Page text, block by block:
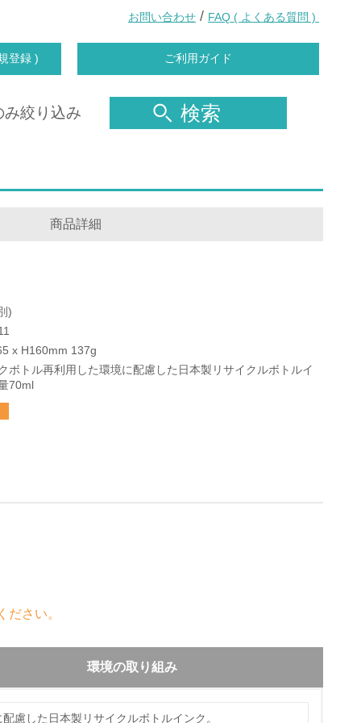
お問い合わせ / FAQ ( よくある質問 )
登録 ) ご利用ガイド
み絞り込み 検索
商品詳細
)
x H160mm 137g
ボトル再利用した環境に配慮した日本製リサイクルボトルイ
70ml
さい。
環境の取り組み
慮した日本製リサイクルボトルインク。